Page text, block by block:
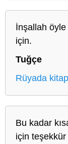
İnşallah öyle
için.
Tuğçe
Rüyada
Bu kadar
için